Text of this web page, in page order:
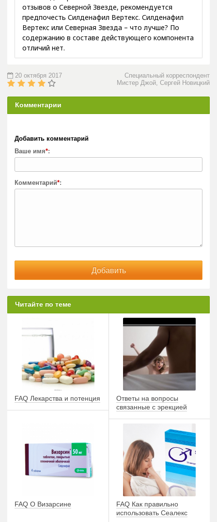
отзывов о Северной Звезде, рекомендуется
предпочесть Силденафил Вертекс. Силденафил
Вертекс или Северная Звезда – что лучше? По
содержанию в составе действующего компонента
отличий нет.
Специальный корреспондент
Мистер Джой, Сергей Новицкий
20 октября 2017
Комментарии
Добавить комментарий
Ваше имя*:
Комментарий*:
Читайте по теме
FAQ Лекарства и потенция
Ответы на вопросы
связанные с эрекцией
FAQ О Визарсине
FAQ Как правильно
использовать Сеалекс